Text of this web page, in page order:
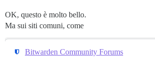
OK, questo è molto bello.
Ma sui siti comuni, come
Bitwarden Community Forums